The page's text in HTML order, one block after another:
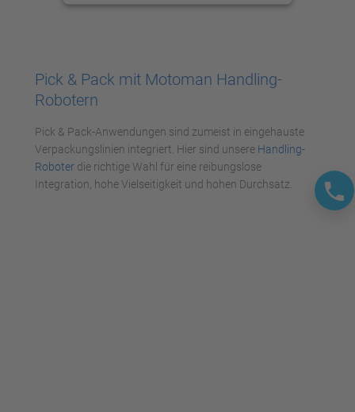
anzusehen.
Management Platform
Pick & Pack mit Motoman Handling-
Robotern
Pick & Pack-Anwendungen sind zumeist in eingehauste
Verpackungslinien integriert. Hier sind unsere Handling-
Roboter die richtige Wahl für eine reibungslose
Integration, hohe Vielseitigkeit und hohen Durchsatz.